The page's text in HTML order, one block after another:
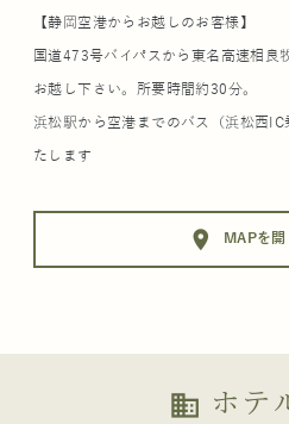
【静岡空港からお越しのお客様】
国道473号バイパスから東名高速相良
お越し下さい。所要時間約30分。
浜松駅から空港までのバス（浜松西
たします
location_on MAPを開
business ホテ